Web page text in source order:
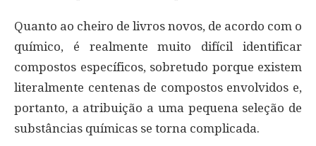
Quanto ao cheiro de livros novos, de acordo com o
químico, é realmente muito difícil identificar
compostos específicos, sobretudo porque existem
literalmente centenas de compostos envolvidos e,
portanto, a atribuição a uma pequena seleção de
substâncias químicas se torna complicada.